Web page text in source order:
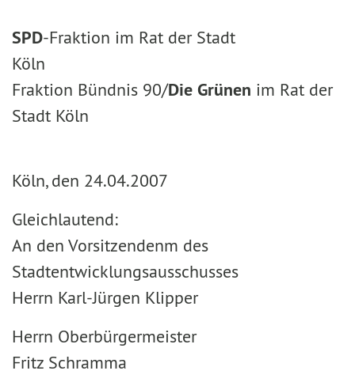
SPD-Fraktion im Rat der Stadt
Köln
Fraktion Bündnis 90/Die Grünen im Rat der
Stadt Köln
Köln, den 24.04.2007
Gleichlautend:
An den Vorsitzendenm des
Stadtentwicklungsausschusses
Herrn Karl-Jürgen Klipper
Herrn Oberbürgermeister
Fritz Schramma